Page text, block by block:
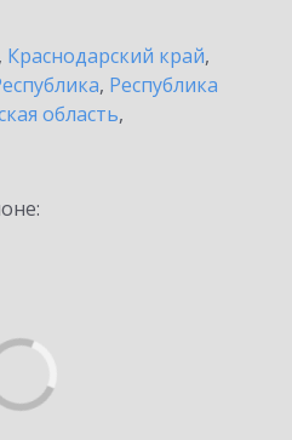
, Краснодарский край,
, Республика
область,